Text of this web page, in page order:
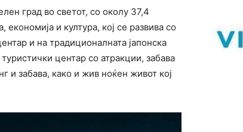
град во светот, со околу 37,4
и култура, кој се развива со
и на традиционалната јапонска
центар со атракции, забава
и забава, како и жив ноќен живот кој